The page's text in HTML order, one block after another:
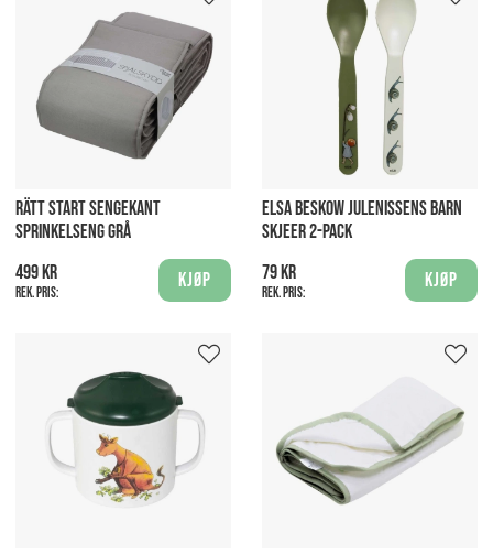
RÄTT START SENGEKANT
SPRINKELSENG GRÅ
499 kr
Rek. pris:
Kjøp
ELSA BESKOW JULENISSENS BARN
SKJEER 2-PACK
79 kr
Rek. pris:
Kjøp